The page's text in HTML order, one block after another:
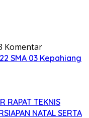
Komentar
SMA 03 Kepahiang
RAPAT TEKNIS
NATAL SERTA